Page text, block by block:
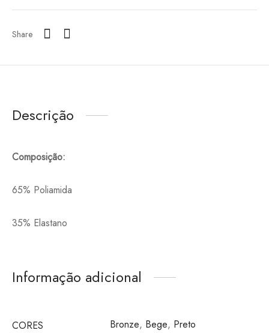
Share
Descrição
Composição:
65% Poliamida
35% Elastano
Informação adicional
CORES Bronze, Bege, Preto